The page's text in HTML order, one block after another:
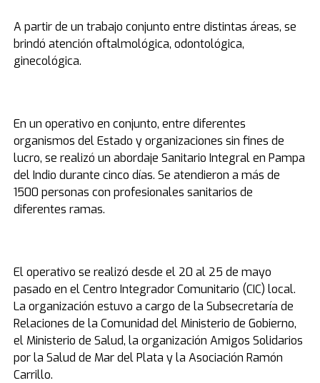
A partir de un trabajo conjunto entre distintas áreas, se
brindó atención oftalmológica, odontológica,
ginecológica.
En un operativo en conjunto, entre diferentes
organismos del Estado y organizaciones sin fines de
lucro, se realizó un abordaje Sanitario Integral en Pampa
del Indio durante cinco días. Se atendieron a más de
1500 personas con profesionales sanitarios de
diferentes ramas.
El operativo se realizó desde el 20 al 25 de mayo
pasado en el Centro Integrador Comunitario (CIC) local.
La organización estuvo a cargo de la Subsecretaría de
Relaciones de la Comunidad del Ministerio de Gobierno,
el Ministerio de Salud, la organización Amigos Solidarios
por la Salud de Mar del Plata y la Asociación Ramón
Carrillo.